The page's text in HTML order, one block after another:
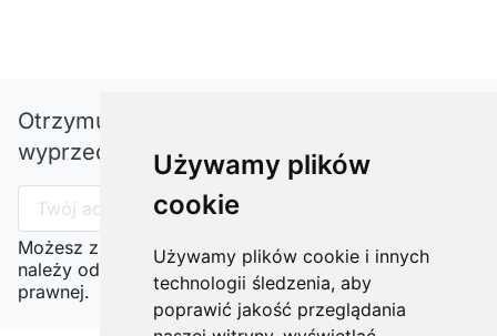
Używamy plików
cookie
Używamy plików cookie i innych
technologii śledzenia, aby
poprawić jakość przeglądania
Otrzymuj informację o nowościach i
wyprzedażach
Możesz zrezygnować w każdej chwili. W tym celu
należy odnaleźć szczegóły w naszej informacji
prawnej.